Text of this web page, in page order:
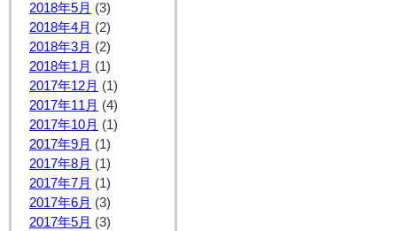
2018年5月 (3)
2018年4月 (2)
2018年3月 (2)
2018年1月 (1)
2017年12月 (1)
2017年11月 (4)
2017年10月 (1)
2017年9月 (1)
2017年8月 (1)
2017年7月 (1)
2017年6月 (3)
2017年5月 (3)